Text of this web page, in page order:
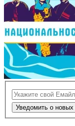
Уведомить о новых